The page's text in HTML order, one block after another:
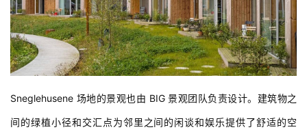
Sneglehusene 场地的景观也由 BIG 景观团队负责设计。建筑物之
间的绿植小径和交汇点为邻里之间的闲谈和娱乐提供了舒适的空